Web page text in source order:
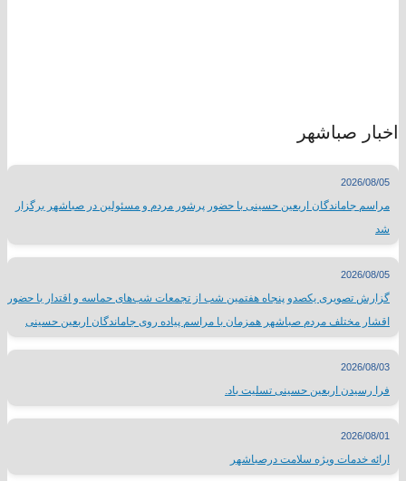
اخبار صباشهر
2026/08/05
مراسم جاماندگان اربعین حسینی با حضور پرشور مردم و مسئولین در صباشهر برگزار
شد
2026/08/05
گزارش تصویری یکصدو پنجاه هفتمین شب از تجمعات شب‌های حماسه و اقتدار با حضور
اقشار مختلف مردم صباشهر همزمان با مراسم پیاده روی جاماندگان اربعین حسینی
2026/08/03
فرا رسیدن اربعین حسینی تسلیت باد.
2026/08/01
ارائه خدمات ویژه سلامت درصباشهر